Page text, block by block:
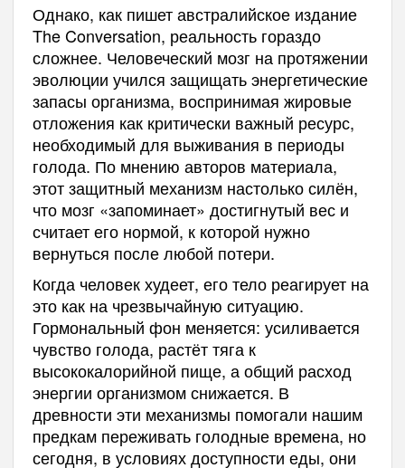
Однако, как пишет австралийское издание
The Conversation, реальность гораздо
сложнее. Человеческий мозг на протяжении
эволюции учился защищать энергетические
запасы организма, воспринимая жировые
отложения как критически важный ресурс,
необходимый для выживания в периоды
голода. По мнению авторов материала,
этот защитный механизм настолько силён,
что мозг «запоминает» достигнутый вес и
считает его нормой, к которой нужно
вернуться после любой потери.
Когда человек худеет, его тело реагирует на
это как на чрезвычайную ситуацию.
Гормональный фон меняется: усиливается
чувство голода, растёт тяга к
высококалорийной пище, а общий расход
энергии организмом снижается. В
древности эти механизмы помогали нашим
предкам переживать голодные времена, но
сегодня, в условиях доступности еды, они